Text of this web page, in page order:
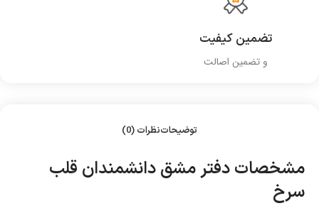
تضمین کیفیت
و تضمین اصالت
توضیحاتنظرات (0)
مشخصات دفتر مشق دانشمندان قلب
سرخ